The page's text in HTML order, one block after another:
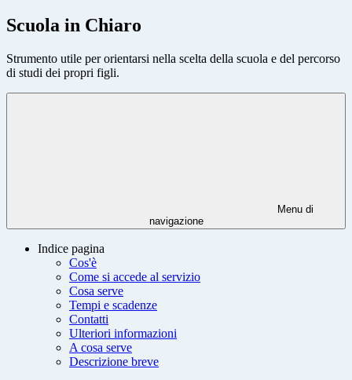
Scuola in Chiaro
Strumento utile per orientarsi nella scelta della scuola e del percorso
di studi dei propri figli.
Menu di
navigazione
Indice pagina
Cos'è
Come si accede al servizio
Cosa serve
Tempi e scadenze
Contatti
Ulteriori informazioni
A cosa serve
Descrizione breve